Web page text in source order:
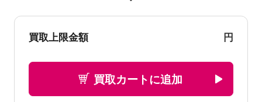
買取上限金額 円
買取カートに追加